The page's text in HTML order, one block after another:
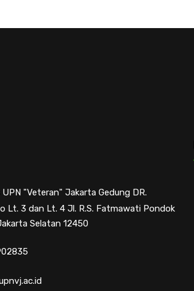
UPN "Veteran" Jakarta Gedung DR.
Lt. 3 dan Lt. 4 Jl. R.S. Fatmawati Pondok
Selatan 12450